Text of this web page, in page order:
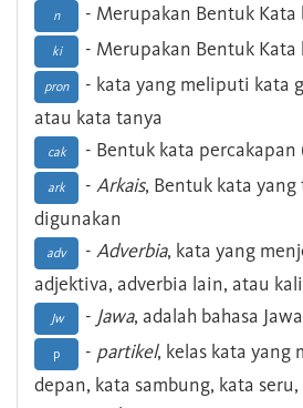
n - Merupakan Bentuk Kata
ki - Merupakan Bentuk Kata
pron
- kata yang meliputi kata
atau kata tanya
cak - Bentuk kata percakapan
ark - Arkais, Bentuk kata
digunakan
adv - Adverbia, kata yang
adjektiva, adverbia lain, atau
Jw - Jawa, adalah bahasa Jawa
p - partikel, kelas kata yang
depan, kata sambung, kata